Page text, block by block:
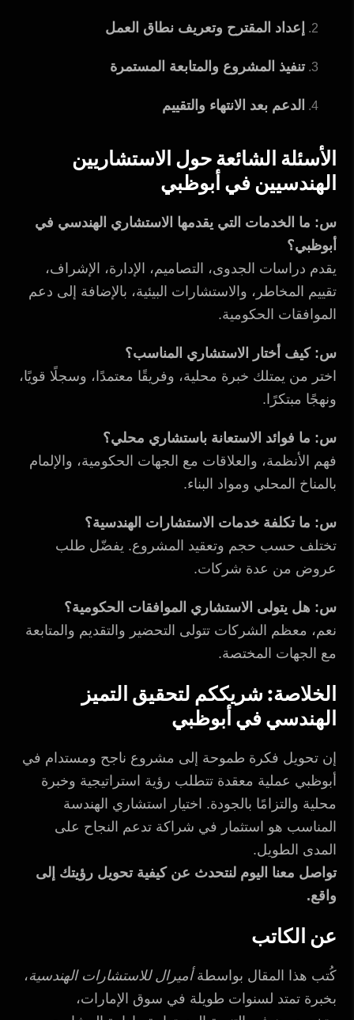
إعداد المقترح وتعريف نطاق العمل
تنفيذ المشروع والمتابعة المستمرة
الدعم بعد الانتهاء والتقييم
الأسئلة الشائعة حول الاستشاريين
الهندسيين في أبوظبي
س: ما الخدمات التي يقدمها الاستشاري الهندسي في
أبوظبي؟
يقدم دراسات الجدوى، التصاميم، الإدارة، الإشراف،
تقييم المخاطر، والاستشارات البيئية، بالإضافة إلى دعم
الموافقات الحكومية.
س: كيف أختار الاستشاري المناسب؟
اختر من يمتلك خبرة محلية، وفريقًا معتمدًا، وسجلًا قويًا،
ونهجًا مبتكرًا.
س: ما فوائد الاستعانة باستشاري محلي؟
فهم الأنظمة، والعلاقات مع الجهات الحكومية، والإلمام
بالمناخ المحلي ومواد البناء.
س: ما تكلفة خدمات الاستشارات الهندسية؟
تختلف حسب حجم وتعقيد المشروع. يفضّل طلب
عروض من عدة شركات.
س: هل يتولى الاستشاري الموافقات الحكومية؟
نعم، معظم الشركات تتولى التحضير والتقديم والمتابعة
مع الجهات المختصة.
الخلاصة: شريككم لتحقيق التميز
الهندسي في أبوظبي
إن تحويل فكرة طموحة إلى مشروع ناجح ومستدام في
أبوظبي عملية معقدة تتطلب رؤية استراتيجية وخبرة
محلية والتزامًا بالجودة. اختيار استشاري الهندسة
المناسب هو استثمار في شراكة تدعم النجاح على
المدى الطويل.
تواصل معنا اليوم لنتحدث عن كيفية تحويل رؤيتك إلى
واقع.
عن الكاتب
كُتب هذا المقال بواسطةأميرال للاستشارات الهندسية،
بخبرة تمتد لسنوات طويلة في سوق الإمارات،